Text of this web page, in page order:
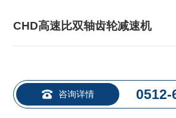
CHD高速比双轴齿轮减速机
咨询详情 0512-